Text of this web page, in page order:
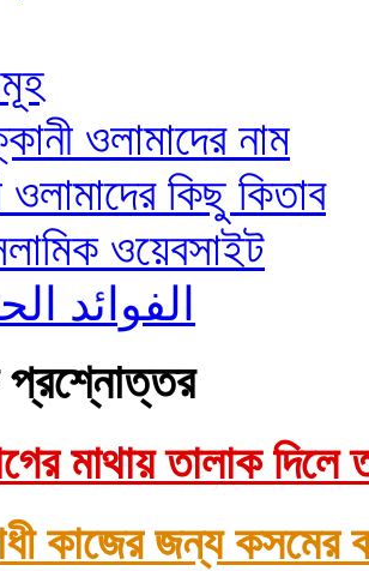
ওলামাদের নাম
কিছু কিতাব
ওয়েবসাইট
الفوائد
প্রশ্নোত্তর
মাথায় তালাক দিলে
কাজের জন্য কসমের